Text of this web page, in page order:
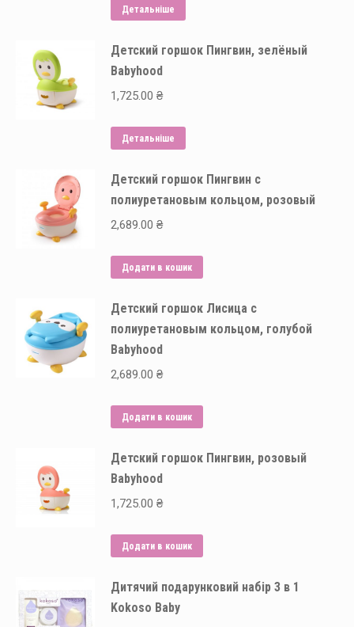
Детальніше
Детский горшок Пингвин, зелёный
Babyhood
1,725.00 ₴
Детальніше
Детский горшок Пингвин с
полиуретановым кольцом, розовый
2,689.00 ₴
Додати в кошик
Детский горшок Лисица с
полиуретановым кольцом, голубой
Babyhood
2,689.00 ₴
Додати в кошик
Детский горшок Пингвин, розовый
Babyhood
1,725.00 ₴
Додати в кошик
Дитячий подарунковий набір 3 в 1
Kokoso Baby